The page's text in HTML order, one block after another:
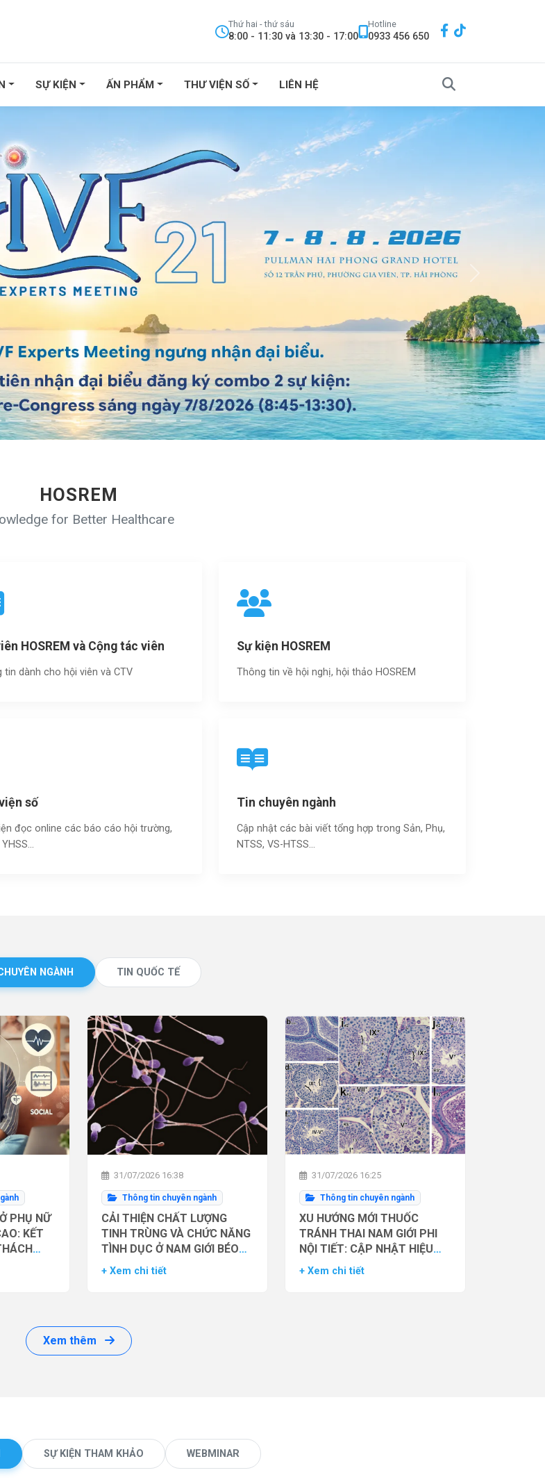
Thứ hai - thứ sáu
8:00 - 11:30 và 13:30 - 17:00
Hotline
0933 456 650
SỰ KIỆN ẤN PHẨM THƯ VIỆN SỐ LIÊN HỆ
HOSREM
for Better Healthcare
HOSREM và Cộng tác viên
tin dành cho hội viên và CTV
Sự kiện HOSREM
Thông tin về hội nghị, hội thảo HOSREM
số
đọc online các báo cáo hội trường,
YHSS…
Tin chuyên ngành
Cập nhật các bài viết tổng hợp trong Sản, Phụ,
NTSS, VS-HTSS...
NGÀNH TIN QUỐC TẾ
PHỤ NỮ
KẾT
31/07/2026 16:38
Thông tin chuyên ngành
CẢI THIỆN CHẤT LƯỢNG
TINH TRÙNG VÀ CHỨC NĂNG
TÌNH DỤC Ở NAM GIỚI BÉO
PHÌ BẰNG THUỐC ĐỒNG VẬN
+ Xem chi tiết
31/07/2026 16:25
Thông tin chuyên ngành
XU HƯỚNG MỚI THUỐC
TRÁNH THAI NAM GIỚI PHI
NỘI TIẾT: CẬP NHẬT HIỆU
QUẢ THỬ NGHIỆM LÂM
+ Xem chi tiết
Xem thêm
SỰ KIỆN THAM KHẢO WEBMINAR